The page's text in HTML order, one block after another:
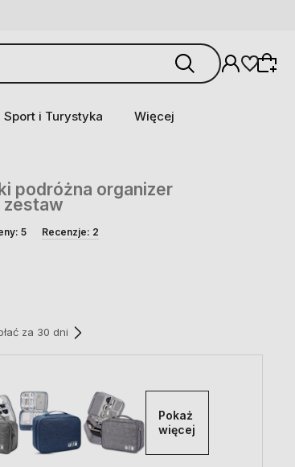
Sport i Turystyka Więcej
podróżna organizer
zestaw
5 Recenzje: 2
za 30 dni
Pokaż
więcej